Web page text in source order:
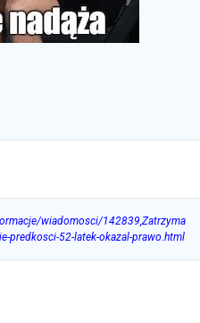
wiadomosci/142839,Zatrzyma
predkosci-52-latek-okazal-prawo.html